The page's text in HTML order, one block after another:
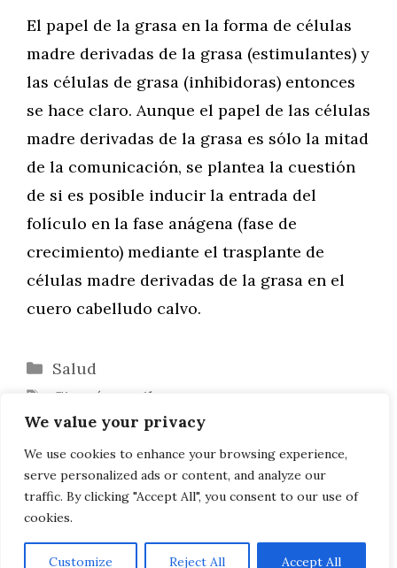
We value your privacy
We use cookies to enhance your browsing experience,
serve personalized ads or content, and analyze our
traffic. By clicking "Accept All", you consent to our use of
cookies.
Customize Reject All Accept All
El papel de la grasa en la forma de células
madre derivadas de la grasa (estimulantes) y
las células de grasa (inhibidoras) entonces
se hace claro. Aunque el papel de las células
madre derivadas de la grasa es sólo la mitad
de la comunicación, se plantea la cuestión
de si es posible inducir la entrada del
folículo en la fase anágena (fase de
crecimiento) mediante el trasplante de
células madre derivadas de la grasa en el
cuero cabelludo calvo.
Categorías
Salud
Etiquetas
Cirugía capilar
El ciclo del cabello
Consejos para obtener mejores
resultados con el trasplante de cabello